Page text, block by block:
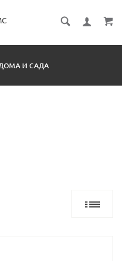
И САДА